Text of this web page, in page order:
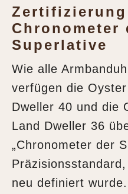
Chronometer
Superlative
Wie alle
verfügen die
Dweller 40 und die
Land Dweller 36
„Chronometer der
neu definiert